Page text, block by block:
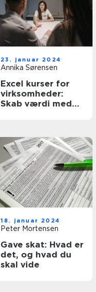
23. januar 2024
Annika Sørensen
Excel kurser for
virksomheder:
Skab værdi med
18. januar 2024
Peter Mortensen
Gave skat: Hvad er
det, og hvad du
skal vide